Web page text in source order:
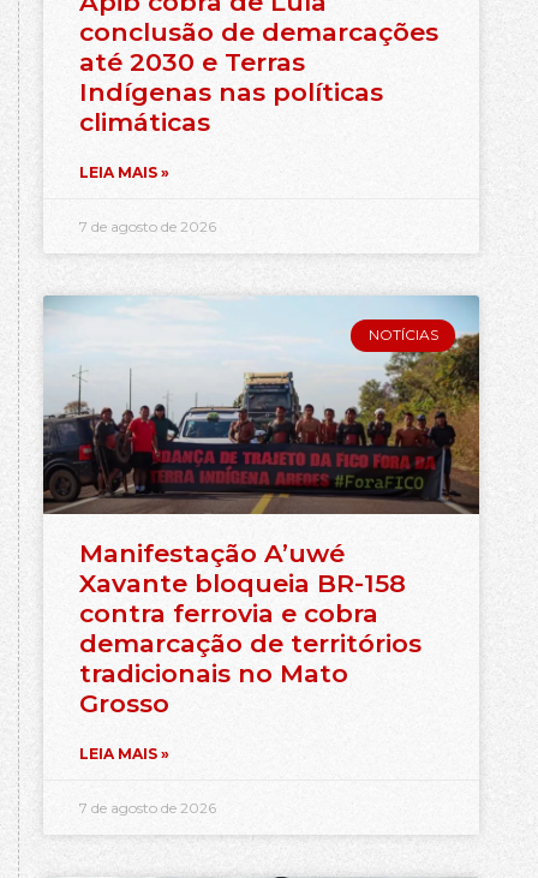
conclusão de demarcações
até 2030 e Terras
Indígenas nas políticas
climáticas
LEIA MAIS »
7 de agosto de 2026
NOTÍCIAS
Manifestação A’uwé
Xavante bloqueia BR-158
contra ferrovia e cobra
demarcação de territórios
tradicionais no Mato
Grosso
LEIA MAIS »
7 de agosto de 2026